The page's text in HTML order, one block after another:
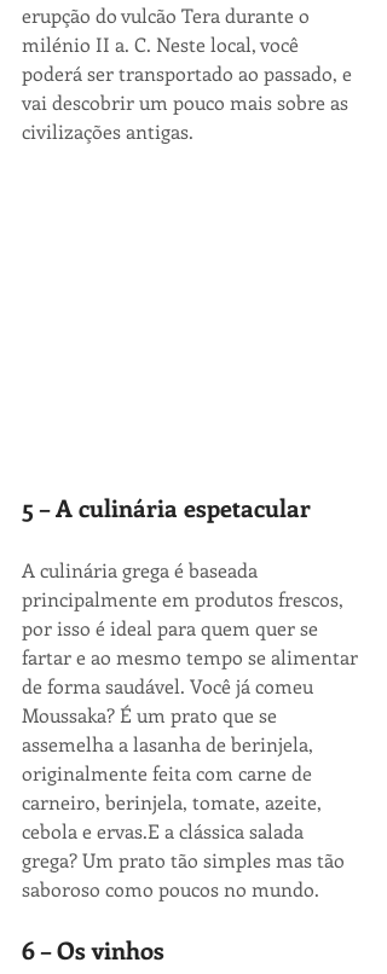
erupção do vulcão Tera durante o
milénio II a. C. Neste local, você
poderá ser transportado ao passado, e
vai descobrir um pouco mais sobre as
civilizações antigas.
5 – A culinária espetacular
A culinária grega é baseada
principalmente em produtos frescos,
por isso é ideal para quem quer se
fartar e ao mesmo tempo se alimentar
de forma saudável. Você já comeu
Moussaka? É um prato que se
assemelha a lasanha de berinjela,
originalmente feita com carne de
carneiro, berinjela, tomate, azeite,
cebola e ervas.E a clássica salada
grega? Um prato tão simples mas tão
saboroso como poucos no mundo.
6 – Os vinhos